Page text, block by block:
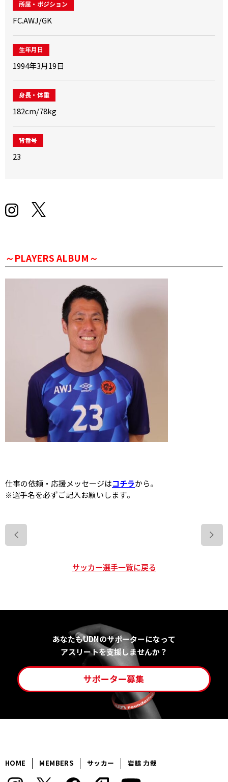
所属・ポジション
FC.AWJ/GK
生年月日
1994年3月19日
身長・体重
182cm/78kg
背番号
23
～PLAYERS ALBUM～
仕事の依頼・応援メッセージはコチラから。
※選手名を必ずご記入お願いします。
サッカー選手一覧に戻る
あなたもUDNのサポーターになって
アスリートを支援しませんか？
サポーター募集
HOME MEMBERS サッカー 岩脇 力哉